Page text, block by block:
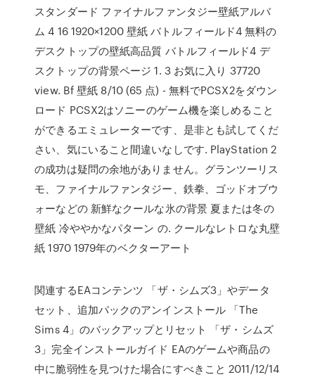
スタンダード ファイナルファンタジー壁紙アルバ
ム 4 16 1920×1200 壁紙 バトルフィールド4 無料の
デスクトップの壁紙高品質 バトルフィールド4 デ
スクトップの背景ページ 1. 3 お気に入り 37720
view. Bf 壁紙 8/10 (65 点) - 無料でPCSX2をダウン
ロード PCSX2はソニーのゲーム機を楽しめること
ができるエミュレーターです、是非とも試してくだ
さい、気にいること間違いなしです. PlayStation 2
の成功は疑問の余地がありません。グランツーリス
モ、ファイナルファンタジー、鉄拳、ゴッドオブウ
ォーなどの 新鮮なクールな氷の背景 夏または冬の
壁紙 冷ややかなパターン の. クールなレトロな丸壁
紙 1970 1979年のベクターアート
関連するEAコンテンツ 「ザ・シムズ3」やデータ
セット、追加パックのアンインストール 「The
Sims 4」のバックアップとリセット 「ザ・シムズ
3」完全インストールガイド EAのゲームや商品の
中に脆弱性を見つけた場合にすべきこと 2011/12/14